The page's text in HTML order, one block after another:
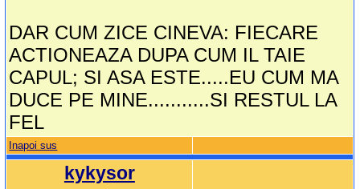
DAR CUM ZICE CINEVA: FIECARE
ACTIONEAZA DUPA CUM IL TAIE
CAPUL; SI ASA ESTE.....EU CUM MA
DUCE PE MINE...........SI RESTUL LA
FEL
Inapoi sus
kykysor